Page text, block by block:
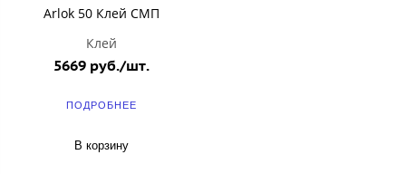
Arlok 50 Клей СМП
Клей
5669 руб./шт.
ПОДРОБНЕЕ
В корзину